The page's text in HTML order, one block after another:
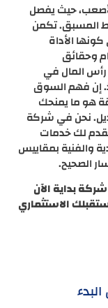
حيث يفصل
المسبق. تكمن
الأداة
وحقائق
المال في
إن فهم السوق
هو ما يمنحك
نحن في شركة
لك خدمات
والفنية بمقاييس
الصحيح.
بداية الآن
الاستثماري